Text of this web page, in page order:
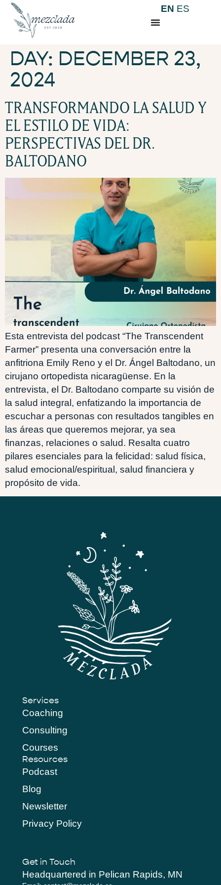
EN ES
DAY: DECEMBER 23,
2024
TRANSFORMANDO LA SALUD Y
EL ESTILO DE VIDA:
PERSPECTIVAS DEL DR.
BALTODANO
Esta entrevista del podcast “The Transcendent
Farmer” presenta una conversación entre la
anfitriona Emily Reno y el Dr. Ángel Baltodano, un
cirujano ortopedista nicaragüense. En la
entrevista, el Dr. Baltodano comparte su visión de
la salud integral, enfatizando la importancia de
escuchar a personas con resultados tangibles en
las áreas que queremos mejorar, ya sea
finanzas, relaciones o salud. Resalta cuatro
pilares esenciales para la felicidad: salud física,
salud emocional/espiritual, salud financiera y
propósito de vida.
Services
Coaching
Consulting
Courses
Resources
Podcast
Blog
Newsletter
Privacy Policy
Get in Touch
Headquartered in Pelican Rapids, MN